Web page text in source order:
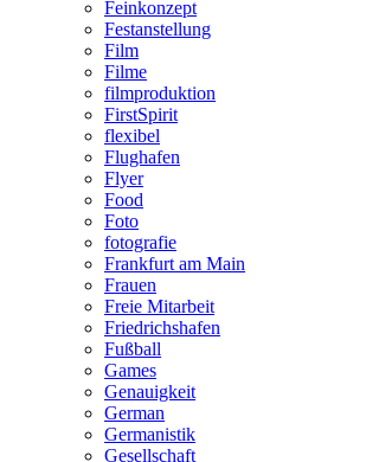
Feinkonzept
Festanstellung
Film
Filme
filmproduktion
FirstSpirit
flexibel
Flughafen
Flyer
Food
Foto
fotografie
Frankfurt am Main
Frauen
Freie Mitarbeit
Friedrichshafen
Fußball
Games
Genauigkeit
German
Germanistik
Gesellschaft